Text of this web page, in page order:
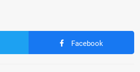
Facebook